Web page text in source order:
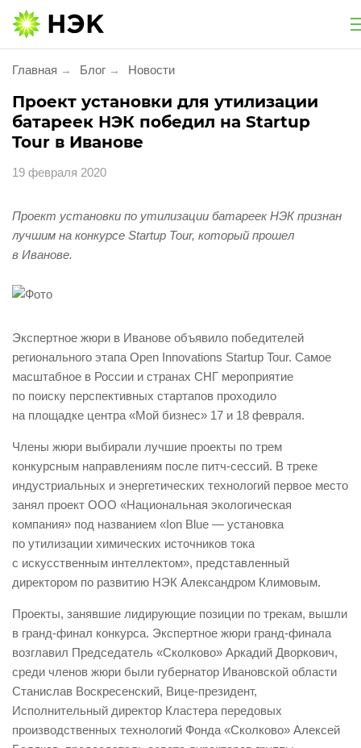
Национальная экологическая компания
Услуги
Утилизация и обезвреживание
Экологическое сопровождение
Экологический сбор
Услуги для населения
Проект «Батарейки на утилизацию»
Утилизация фармацевтической продукции
Главная → Блог → Новости
Проект установки для утилизации
батареек НЭК победил на Startup
Tour в Иванове
19 февраля 2020
Проект установки по утилизации батареек НЭК признан
лучшим на конкурсе Startup Tour, который прошел
в Иванове.
Экспертное жюри в Иванове объявило победителей
регионального этапа Open Innovations Startup Tour. Самое
масштабное в России и странах СНГ мероприятие
по поиску перспективных стартапов проходило
на площадке центра «Мой бизнес» 17 и 18 февраля.
Члены жюри выбирали лучшие проекты по трем
конкурсным направлениям после питч-сессий. В треке
индустриальных и энергетических технологий первое место
занял проект ООО «Национальная экологическая
компания» под названием «Ion Blue — установка
по утилизации химических источников тока
с искусственным интеллектом», представленный
директором по развитию НЭК Александром Климовым.
Проекты, занявшие лидирующие позиции по трекам, вышли
в гранд-финал конкурса. Экспертное жюри гранд-финала
возглавил Председатель «Сколково» Аркадий Дворкович,
среди членов жюри были губернатор Ивановской области
Станислав Воскресенский, Вице-президент,
Исполнительный директор Кластера передовых
производственных технологий Фонда «Сколково» Алексей